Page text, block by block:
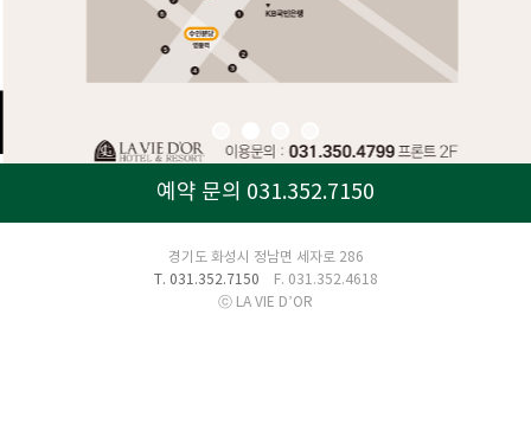
예약 문의 031.352.7150
경기도 화성시 정남면 세자로 286
T. 031.352.7150 F. 031.352.4618
ⓒ LA VIE D’OR